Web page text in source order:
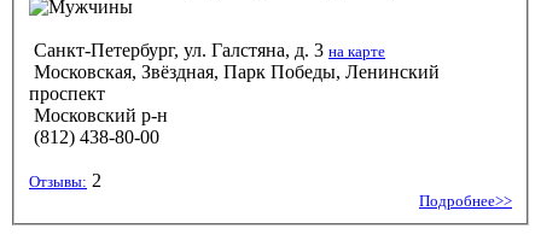
Санкт-Петербург, ул. Галстяна, д. 3 на карте
Московская, Звёздная, Парк Победы, Ленинский
проспект
Московский р-н
(812) 438-80-00
Отзывы: 2
Подробнее>>